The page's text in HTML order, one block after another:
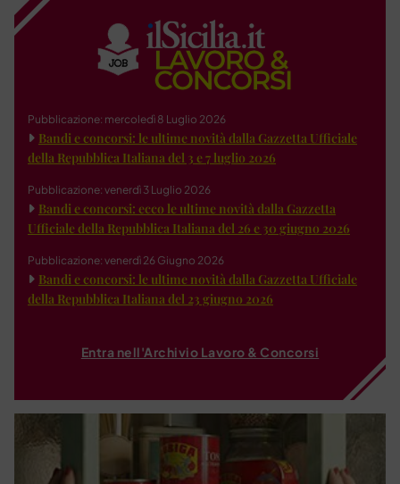
Pubblicazione: mercoledì 8 Luglio 2026
Bandi e concorsi: le ultime novità dalla Gazzetta Ufficiale
della Repubblica Italiana del 3 e 7 luglio 2026
Pubblicazione: venerdì 3 Luglio 2026
Bandi e concorsi: ecco le ultime novità dalla Gazzetta
Ufficiale della Repubblica Italiana del 26 e 30 giugno 2026
Pubblicazione: venerdì 26 Giugno 2026
Bandi e concorsi: le ultime novità dalla Gazzetta Ufficiale
della Repubblica Italiana del 23 giugno 2026
Entra nell'Archivio Lavoro & Concorsi